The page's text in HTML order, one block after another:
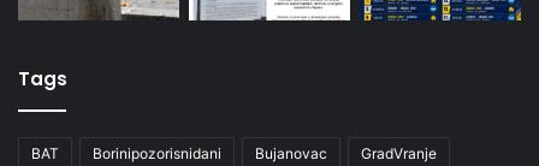
Tags
BAT Borinipozorisnidani Bujanovac GradVranje